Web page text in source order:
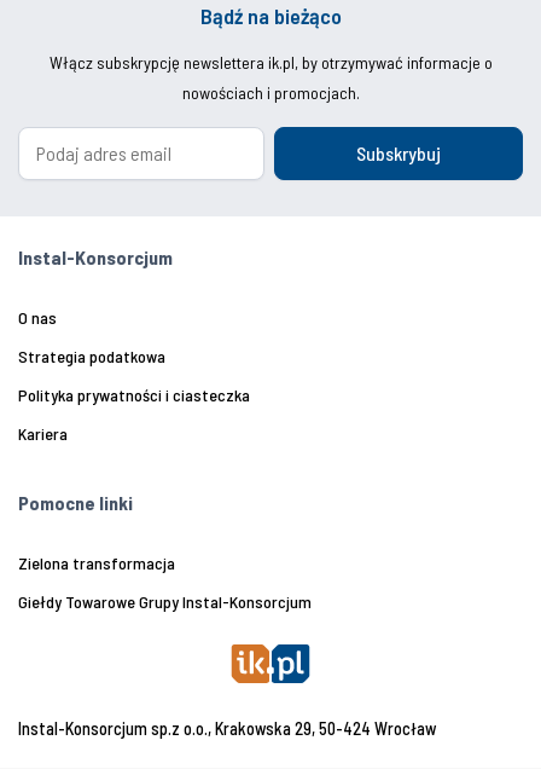
Bądź na bieżąco
Włącz subskrypcję newslettera ik.pl, by otrzymywać informacje o
nowościach i promocjach.
Subskrybuj
Instal-Konsorcjum
O nas
Strategia podatkowa
Polityka prywatności i ciasteczka
Kariera
Pomocne linki
Zielona transformacja
Giełdy Towarowe Grupy Instal-Konsorcjum
Instal-Konsorcjum sp.z o.o., Krakowska 29, 50-424 Wrocław